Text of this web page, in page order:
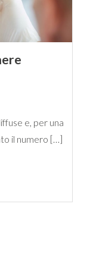
e, per una
il numero […]